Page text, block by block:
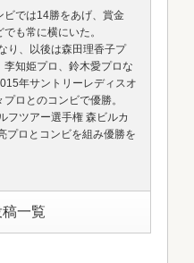
ビでは14勝をあげ、賞金
も常に横にいた。
り、以後は森田理香子プ
李知姫プロ、鈴木愛プロな
年サントリーレディスオ
ロとのコンビで優勝。
フツアー選手権 森ビルカ
プロとコンビを組み優勝を
一覧